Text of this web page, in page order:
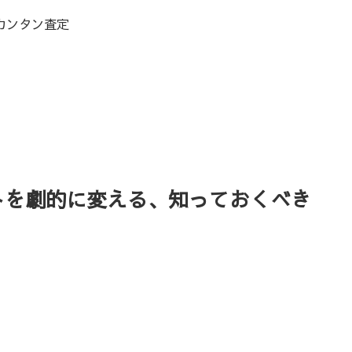
ンタン査定
劇的に変える、知っておくべき